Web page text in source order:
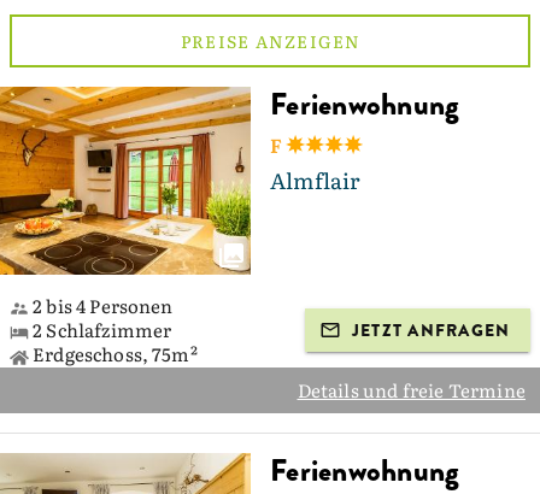
PREISE ANZEIGEN
Ferienwohnung
F
Almflair
2 bis 4 Personen
2 Schlafzimmer
Erdgeschoss, 75m²
JETZT ANFRAGEN
Details und freie Termine
Ferienwohnung